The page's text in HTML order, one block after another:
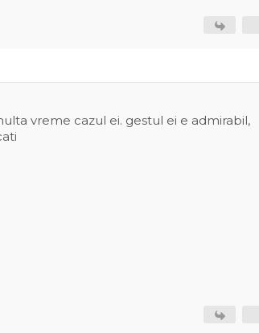
vreme cazul ei. gestul ei e admirabil,